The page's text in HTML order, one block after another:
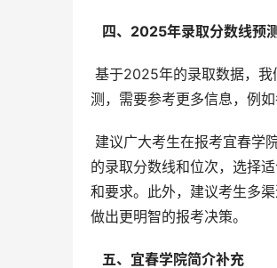
四、2025年录取分数线预
测，需要参考更多信息，例
的录取分数线和位次，选择
和要求。此外，建议考生多
做出更明智的报考决策。
  五、宜春学院简介补充